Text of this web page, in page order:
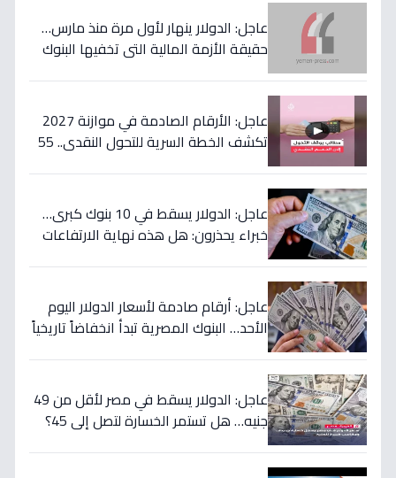
عاجل: الدولار ينهار لأول مرة منذ مارس…
حقيقة الأزمة المالية التي تخفيها البنوك
عاجل: الأرقام الصادمة في موازنة 2027
تكشف الخطة السرية للتحول النقدي.. 55
عاجل: الدولار يسقط في 10 بنوك كبرى…
خبراء يحذرون: هل هذه نهاية الارتفاعات
عاجل: أرقام صادمة لأسعار الدولار اليوم
الأحد… البنوك المصرية تبدأ انخفاضاً تاريخياً
عاجل: الدولار يسقط في مصر لأقل من 49
جنيه… هل تستمر الخسارة لتصل إلى 45؟